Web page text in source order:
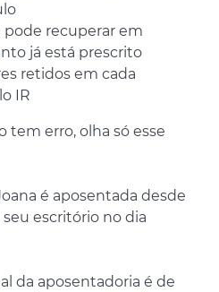
recuperar em
já está prescrito
retidos em cada
IR
tem erro, olha só esse
é aposentada desde
seu escritório no dia
da aposentadoria é de